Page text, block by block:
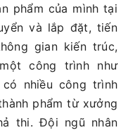
phẩm của mình tại
và lắp đặt, tiến
gian kiến trúc,
công trình như
có nhiều công trình
phẩm từ xưởng
thi. Đội ngũ nhân